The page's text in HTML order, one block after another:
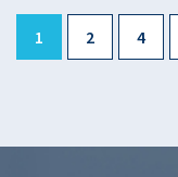
1 2 4